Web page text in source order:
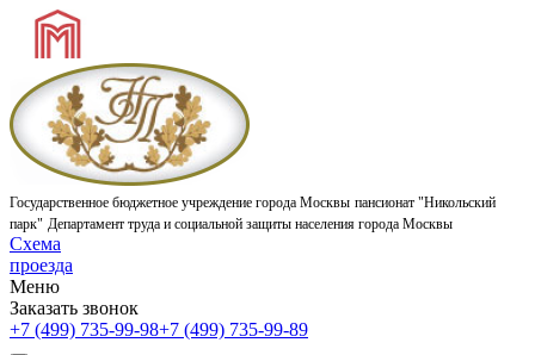
Государственное бюджетное учреждение города Москвы пансионат "Никольский
парк" Департамент труда и социальной защиты населения города Москвы
Схема
проезда
Меню
Заказать звонок
+7 (499) 735-99-98+7 (499) 735-99-89